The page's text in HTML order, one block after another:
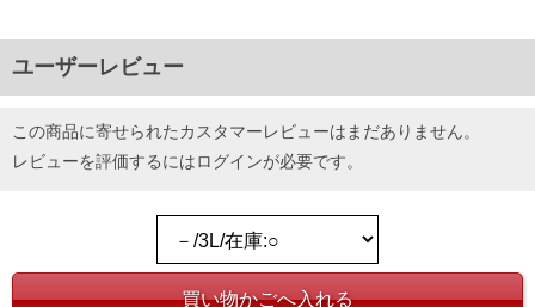
ユーザーレビュー
この商品に寄せられたカスタマーレビューはまだありません。
レビューを評価するにはログインが必要です。